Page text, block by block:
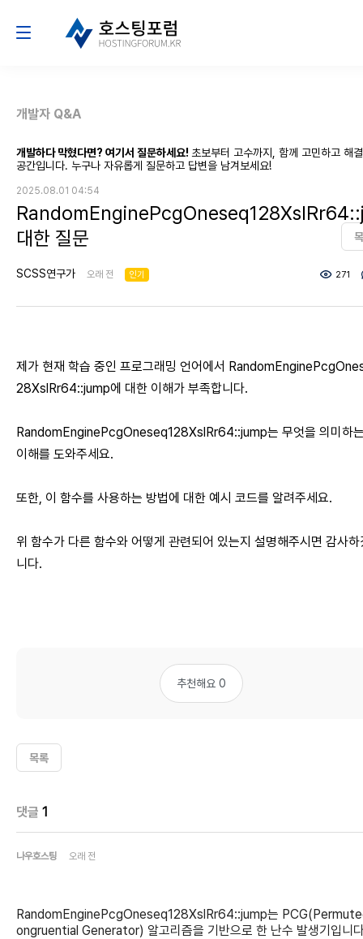
개발자 Q&A
개발하다 막혔다면? 여기서 질문하세요! 초보부터 고수까지, 함께 고민하고 해
공간입니다. 누구나 자유롭게 질문하고 답변을 남겨보세요!
2025.08.01 04:54
대한 질문
SCSS연구가 오래 전 인기 271
제가 현재 학습 중인 프로그래밍 언어에서
28XslRr64::jump에 대한 이해가 부족합니다.
RandomEnginePcgOneseq128XslRr64::jump는 무엇을 의미하
이해를 도와주세요.
또한, 이 함수를 사용하는 방법에 대한 예시 코드를 알려주세요.
위 함수가 다른 함수와 어떻게 관련되어 있는지 설명해주시면 감사하
니다.
추천해요 0
목록
댓글 1
나우호스팅 오래 전
RandomEnginePcgOneseq128XslRr64::jump는
ongruential Generator) 알고리즘을 기반으로 한 난수 발생기입니